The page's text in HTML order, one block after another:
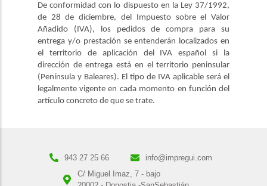
De conformidad con lo dispuesto en la Ley 37/1992,
de 28 de diciembre, del Impuesto sobre el Valor
Añadido (IVA), los pedidos de compra para su
entrega y/o prestación se entenderán localizados en
el territorio de aplicación del IVA español si la
dirección de entrega está en el territorio peninsular
(Península y Baleares). El tipo de IVA aplicable será el
legalmente vigente en cada momento en función del
artículo concreto de que se trate.
943 27 25 66
info@impregui.com
C/ Miguel Imaz, 7 - bajo